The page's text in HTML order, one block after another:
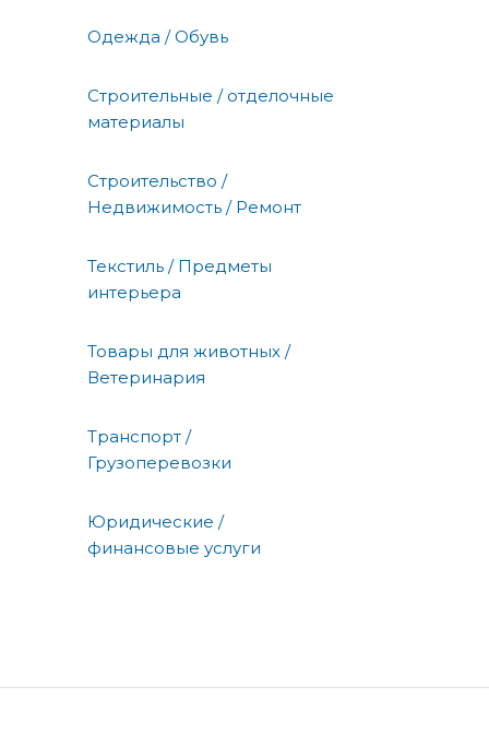
Одежда / Обувь
Строительные / отделочные
материалы
Строительство /
Недвижимость / Ремонт
Текстиль / Предметы
интерьера
Товары для животных /
Ветеринария
Транспорт /
Грузоперевозки
Юридические /
финансовые услуги